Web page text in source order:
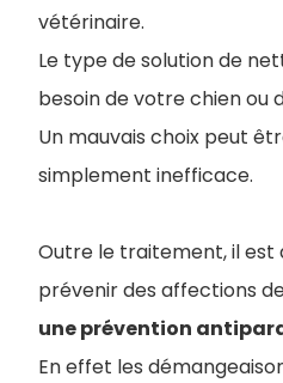
vétérinaire.
Le type de solution de
besoin de votre chien ou
Un mauvais choix peut
simplement inefficace.
Outre le traitement, il est
prévenir des affections
une prévention
En effet les